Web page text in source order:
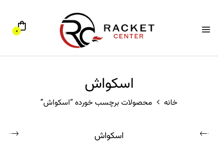
0
اسکواش
خانه محصولات برچسب خورده “اسکواش”
اسکواش